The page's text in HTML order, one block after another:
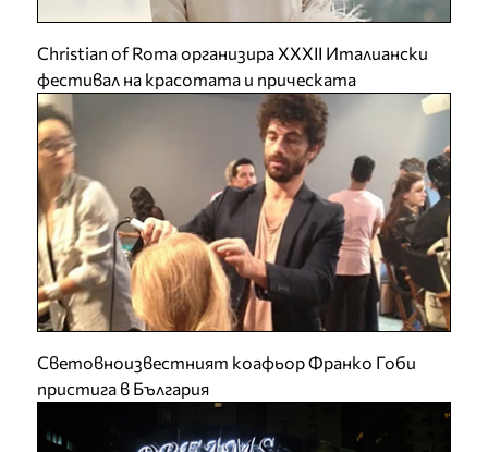
Christian of Roma организира XXXII Италиански
фестивал на красотата и прическата
Световноизвестният коафьор Франко Гоби
пристига в България